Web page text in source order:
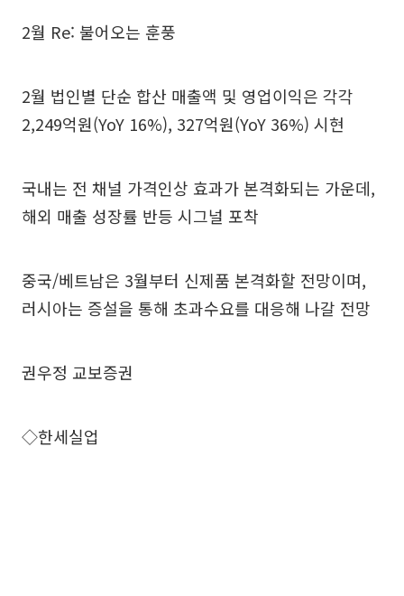
2월 Re: 불어오는 훈풍
2월 법인별 단순 합산 매출액 및 영업이익은 각각
2,249억원(YoY 16%), 327억원(YoY 36%) 시현
국내는 전 채널 가격인상 효과가 본격화되는 가운데,
해외 매출 성장률 반등 시그널 포착
중국/베트남은 3월부터 신제품 본격화할 전망이며,
러시아는 증설을 통해 초과수요를 대응해 나갈 전망
권우정 교보증권
◇한세실업